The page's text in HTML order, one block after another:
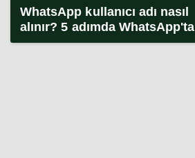
WhatsApp kullanıcı adı nasıl
alınır? 5 adımda WhatsApp'ta
kullanıcı adı alma (2026)